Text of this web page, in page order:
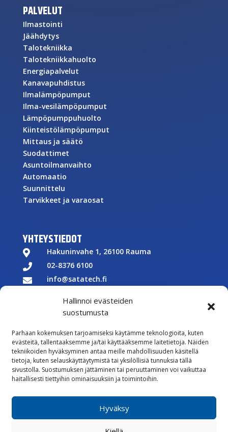
Hallinnoi evästeiden
suostumusta
Parhaan kokemuksen tarjoamiseksi käytämme teknologioita, kuten
evästeitä, tallentaaksemme ja/tai käyttääksemme laitetietoja. Näiden
tekniikoiden hyväksyminen antaa meille mahdollisuuden käsitellä
tietoja, kuten selauskäyttäytymistä tai yksilöllisiä tunnuksia tällä
sivustolla. Suostumuksen jättäminen tai peruuttaminen voi vaikuttaa
haitallisesti tiettyihin ominaisuuksiin ja toimintoihin.
Hyväksy
PALVELUT
Ilmastointi
Jäähdytys
Talotekniikka
Talotekniikkahuolto
Energiapalvelut
Kanavapuhdistus
Ilmalämpöpumput
Ilma-vesilämpöpumput
Lämpöpumppuhuolto
Kiinteistölämpöpumput
Mittaus ja säätö
Suodattimet
Asuntoilmanvaihto
Automaatio
Suunnittelu
Tarvikkeet ja varaosat
YHTEYSTIEDOT
 Hakuninvahe 1, 26100 Rauma
 02-8376 6100
 info@satatech.fi
Y-tunnus: 2575266-3
 Töihin meille
 Lähetä meille palautetta
 Seuraa meitä Facebookissa
Vastuullisuus